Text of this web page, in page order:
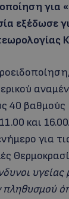
για
εξέδωσε
40 βαθμούς
και
για